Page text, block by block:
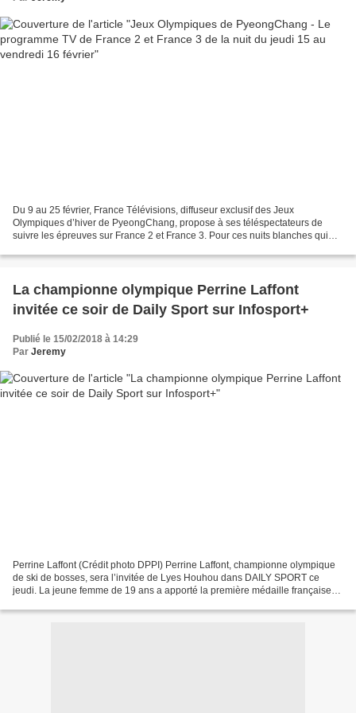
Du 9 au 25 février, France Télévisions, diffuseur exclusif des Jeux
Olympiques d’hiver de PyeongChang, propose à ses téléspectateurs de
suivre les épreuves sur France 2 et France 3. Pour ces nuits blanches qui
La championne olympique Perrine Laffont
invitée ce soir de Daily Sport sur Infosport+
Publié le 15/02/2018 à 14:29
Par Jeremy
Perrine Laffont (Crédit photo DPPI) Perrine Laffont, championne olympique
de ski de bosses, sera l’invitée de Lyes Houhou dans DAILY SPORT ce
jeudi. La jeune femme de 19 ans a apporté la première médaille française